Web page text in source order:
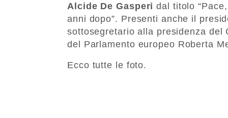
Alcide De Gasperi dal titolo
anni dopo”. Presenti anche il
sottosegretario alla presidenza del
del Parlamento europeo Roberta
Ecco tutte le foto.